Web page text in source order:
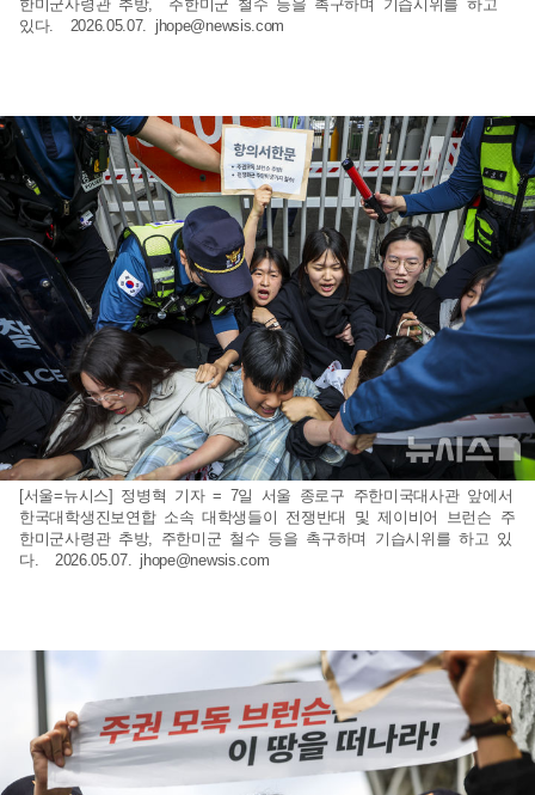
한미군사령관 추방, 주한미군 철수 등을 촉구하며 기습시위를 하고
있다. 2026.05.07. jhope@newsis.com
[서울=뉴시스] 정병혁 기자 = 7일 서울 종로구 주한미국대사관 앞에서
한국대학생진보연합 소속 대학생들이 전쟁반대 및 제이비어 브런슨 주
한미군사령관 추방, 주한미군 철수 등을 촉구하며 기습시위를 하고 있
다. 2026.05.07. jhope@newsis.com